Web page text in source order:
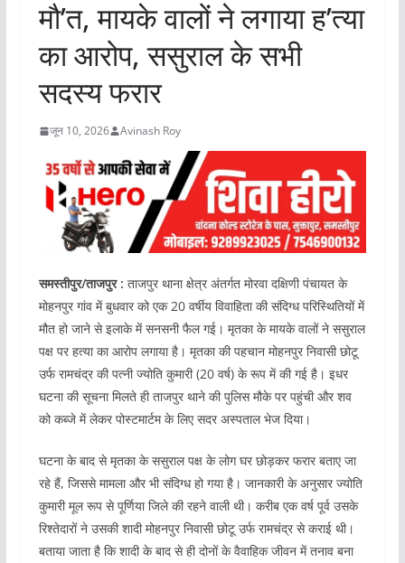
मौ’त, मायके वालों ने लगाया ह’त्या
का आरोप, ससुराल के सभी
सदस्य फरार
जून 10, 2026 Avinash Roy
समस्तीपुर/ताजपुर : ताजपुर थाना क्षेत्र अंतर्गत मोरवा दक्षिणी पंचायत के
मोहनपुर गांव में बुधवार को एक 20 वर्षीय विवाहिता की संदिग्ध परिस्थितियों में
मौत हो जाने से इलाके में सनसनी फैल गई। मृतका के मायके वालों ने ससुराल
पक्ष पर हत्या का आरोप लगाया है। मृतका की पहचान मोहनपुर निवासी छोटू
उर्फ रामचंद्र की पत्नी ज्योति कुमारी (20 वर्ष) के रूप में की गई है। इधर
घटना की सूचना मिलते ही ताजपुर थाने की पुलिस मौके पर पहुंची और शव
को कब्जे में लेकर पोस्टमार्टम के लिए सदर अस्पताल भेज दिया।
घटना के बाद से मृतका के ससुराल पक्ष के लोग घर छोड़कर फरार बताए जा
रहे हैं, जिससे मामला और भी संदिग्ध हो गया है। जानकारी के अनुसार ज्योति
कुमारी मूल रूप से पूर्णिया जिले की रहने वाली थी। करीब एक वर्ष पूर्व उसके
रिश्तेदारों ने उसकी शादी मोहनपुर निवासी छोटू उर्फ रामचंद्र से कराई थी।
बताया जाता है कि शादी के बाद से ही दोनों के वैवाहिक जीवन में तनाव बना